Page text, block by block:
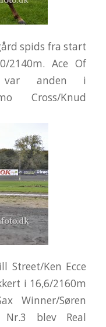
spids fra start
Ace Of
var anden i
Cross/Knud
Street/Ken Ecce
i 16,6/2160m
Winner/Søren
Nr.3 blev Real